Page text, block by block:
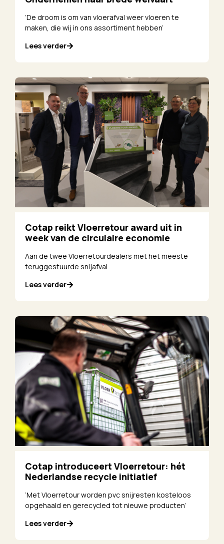
‘De droom is om van vloerafval weer vloeren te
maken, die wij in ons assortiment hebben’
Lees verder
Cotap reikt Vloerretour award uit in
week van de circulaire economie
Aan de twee Vloerretourdealers met het meeste
teruggestuurde snijafval
Lees verder
Cotap introduceert Vloerretour: hét
Nederlandse recycle initiatief
‘Met Vloerretour worden pvc snijresten kosteloos
opgehaald en gerecycled tot nieuwe producten’
Lees verder